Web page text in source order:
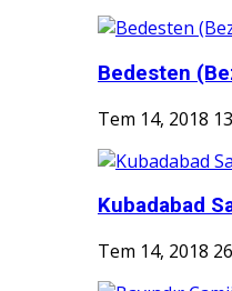
Bedesten
Tem 14, 2018
Kubadabad
Tem 14, 2018